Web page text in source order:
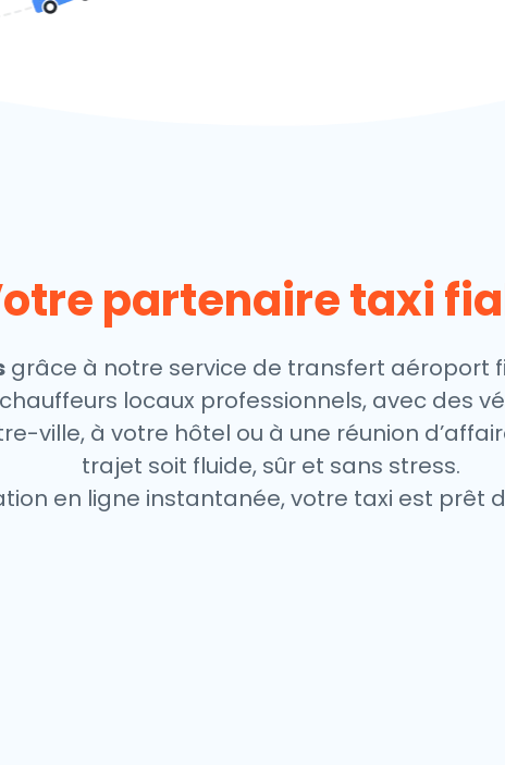
partenaire taxi
grâce à notre service de transfert aéroport
locaux professionnels, avec des
ville, à votre hôtel ou à une réunion
trajet soit fluide, sûr et sans stress.
en ligne instantanée, votre taxi est prêt